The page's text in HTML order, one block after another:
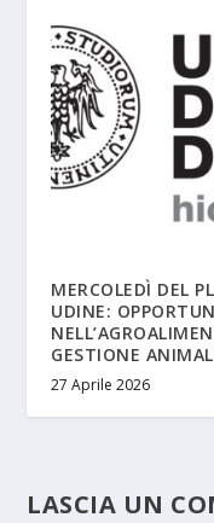
MERCOLEDÌ DEL
UDINE:
GESTIONE
27 Aprile 2026
LASCIA UN